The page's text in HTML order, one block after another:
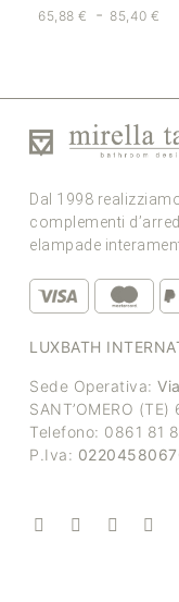
65,88 € - 85,40€
Dal 1998
complementi
elampade
LUXBATH
Sede Operativa:
SANT’OMERO
Telefono: 0861 81
P.Iva: